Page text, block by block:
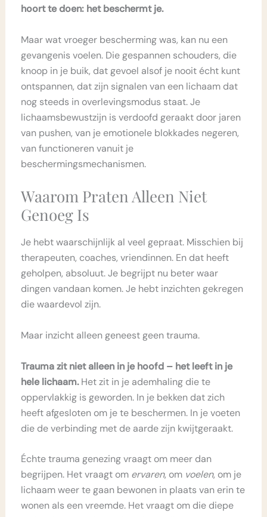
hoort te doen: het beschermt je.
Maar wat vroeger bescherming was, kan nu een
gevangenis voelen. Die gespannen schouders, die
knoop in je buik, dat gevoel alsof je nooit écht kunt
ontspannen, dat zijn signalen van een lichaam dat
nog steeds in overlevingsmodus staat. Je
lichaamsbewustzijn is verdoofd geraakt door jaren
van pushen, van je emotionele blokkades negeren,
van functioneren vanuit je
beschermingsmechanismen.
Waarom Praten Alleen Niet
Genoeg Is
Je hebt waarschijnlijk al veel gepraat. Misschien bij
therapeuten, coaches, vriendinnen. En dat heeft
geholpen, absoluut. Je begrijpt nu beter waar
dingen vandaan komen. Je hebt inzichten gekregen
die waardevol zijn.
Maar inzicht alleen geneest geen trauma.
Trauma zit niet alleen in je hoofd – het leeft in je
hele lichaam.Het zit in je ademhaling die te
oppervlakkig is geworden. In je bekken dat zich
heeft afgesloten om je te beschermen. In je voeten
die de verbinding met de aarde zijn kwijtgeraakt.
Échte trauma genezing vraagt om meer dan
begrijpen. Het vraagt om ervaren, om voelen, om je
lichaam weer te gaan bewonen in plaats van erin te
wonen als een vreemde. Het vraagt om die diepe